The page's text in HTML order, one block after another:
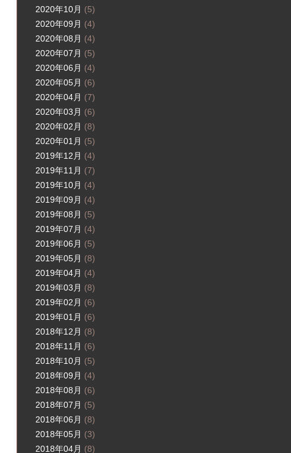
2020年10月 (5)
2020年09月 (4)
2020年08月 (4)
2020年07月 (5)
2020年06月 (4)
2020年05月 (6)
2020年04月 (7)
2020年03月 (6)
2020年02月 (8)
2020年01月 (5)
2019年12月 (4)
2019年11月 (7)
2019年10月 (4)
2019年09月 (4)
2019年08月 (5)
2019年07月 (4)
2019年06月 (5)
2019年05月 (8)
2019年04月 (4)
2019年03月 (8)
2019年02月 (6)
2019年01月 (6)
2018年12月 (8)
2018年11月 (6)
2018年10月 (5)
2018年09月 (4)
2018年08月 (6)
2018年07月 (5)
2018年06月 (8)
2018年05月 (3)
2018年04月 (8)